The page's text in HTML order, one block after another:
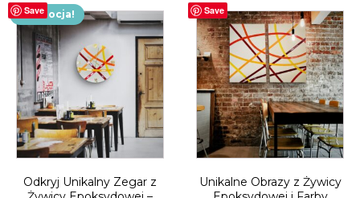
Save
Promocja!
Odkryj Unikalny Zegar z
Save
Unikalne Obrazy z Żywicy